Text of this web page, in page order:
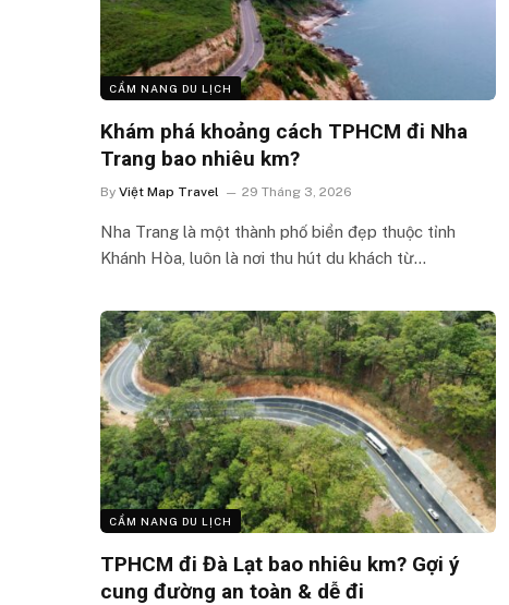
CẨM NANG DU LỊCH
Khám phá khoảng cách TPHCM đi Nha
Trang bao nhiêu km?
By Việt Map Travel 29 Tháng 3, 2026
Nha Trang là một thành phố biển đẹp thuộc tỉnh
Khánh Hòa, luôn là nơi thu hút du khách từ…
CẨM NANG DU LỊCH
TPHCM đi Đà Lạt bao nhiêu km? Gợi ý
cung đường an toàn & dễ đi